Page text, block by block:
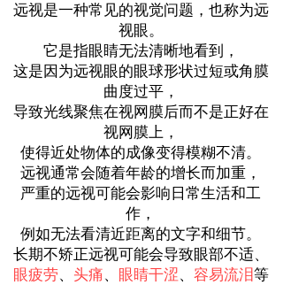
远视是一种常见的视觉问题，也称为远
视眼。
它是指眼睛无法清晰地看到，
这是因为远视眼的眼球形状过短或角膜
曲度过平，
导致光线聚焦在视网膜后而不是正好在
视网膜上，
使得近处物体的成像变得模糊不清。
远视通常会随着年龄的增长而加重，
严重的远视可能会影响日常生活和工
作，
例如无法看清近距离的文字和细节。
长期不矫正远视可能会导致眼部不适、
眼疲劳、 头痛、 眼睛干涩、 容易流泪等